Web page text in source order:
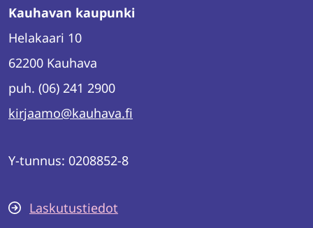
Kauhavan kaupunki
Helakaari 10
62200 Kauhava
puh. (06) 241 2900
kirjaamo@kauhava.fi
Y-tunnus: 0208852-8
Laskutustiedot